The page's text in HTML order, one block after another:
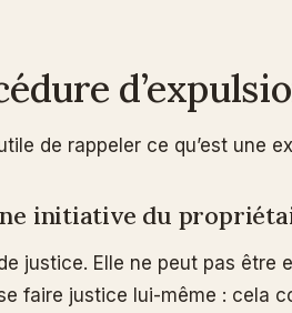
de rappeler ce qu’est une
initiative du
justice. Elle ne peut pas
faire justice lui-même : cela